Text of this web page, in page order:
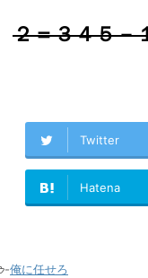
２＝３４５
Twitter
Hatena
-俺に任せろ